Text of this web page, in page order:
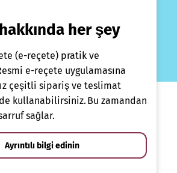
her şey
(e-reçete) pratik ve
e-reçete uygulamasına
çeşitli sipariş ve teslimat
kullanabilirsiniz. Bu zamandan
sağlar.
Ayrıntılı bilgi edinin